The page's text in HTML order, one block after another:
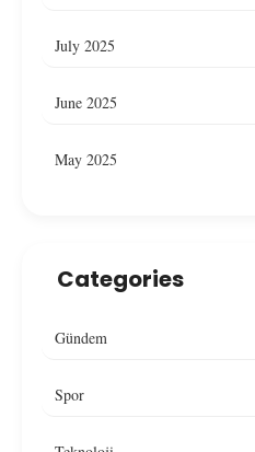
July 2025
June 2025
May 2025
Categories
Gündem
Spor